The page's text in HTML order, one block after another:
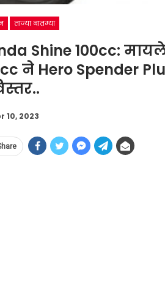
ताज्या बातम्या
Shine 100cc:
ने Hero Spender
10, 2023